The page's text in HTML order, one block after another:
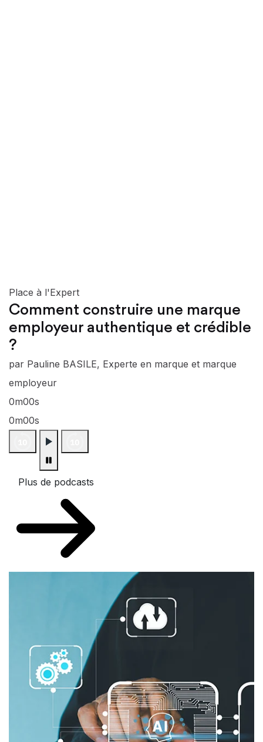
Place à l'Expert
Comment construire une marque
employeur authentique et crédible
?
par Pauline BASILE, Experte en marque et marque
employeur
0m00s
0m00s
Plus de podcasts